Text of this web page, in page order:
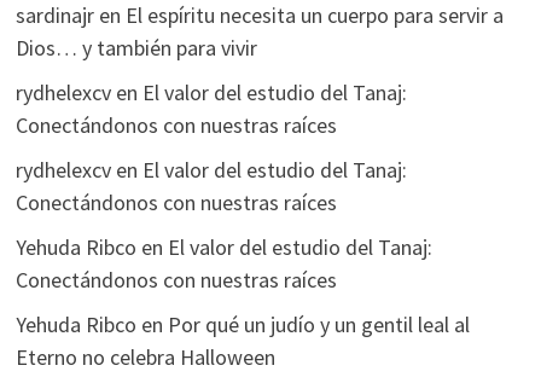
sardinajren El espíritu necesita un cuerpo para servir a
Dios… y también para vivir
rydhelexcven El valor del estudio del Tanaj:
Conectándonos con nuestras raíces
rydhelexcven El valor del estudio del Tanaj:
Conectándonos con nuestras raíces
Yehuda Ribco en El valor del estudio del Tanaj:
Conectándonos con nuestras raíces
Yehuda Ribco en Por qué un judío y un gentil leal al
Eterno no celebra Halloween